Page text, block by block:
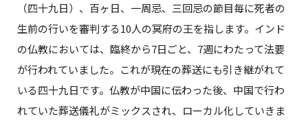
（四十九日）、百ヶ日、一周忌、三回忌の節目毎に死者の
生前の行いを審判する10人の冥府の王を指します。インド
の仏教においては、臨終から7日ごと、7週にわたって法要
が行われていました。これが現在の葬送にも引き継がれて
いる四十九日です。仏教が中国に伝わった後、中国で行わ
れていた葬送儀礼がミックスされ、ローカル化していきま